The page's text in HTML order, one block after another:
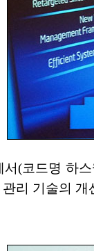
(코드명 하
리 기술의 개